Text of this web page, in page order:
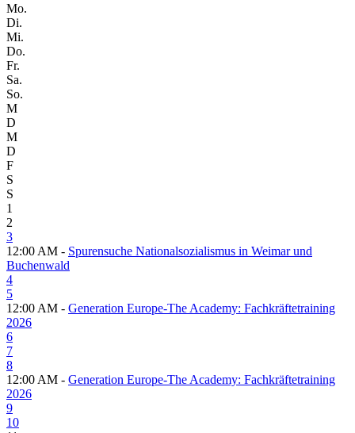
Mo.
Di.
Mi.
Do.
Fr.
Sa.
So.
M
D
M
D
F
S
S
1
2
3
12:00 AM - Spurensuche Nationalsozialismus in Weimar und
Buchenwald
4
5
12:00 AM - Generation Europe-The Academy: Fachkräftetraining
2026
6
7
8
12:00 AM - Generation Europe-The Academy: Fachkräftetraining
2026
9
10